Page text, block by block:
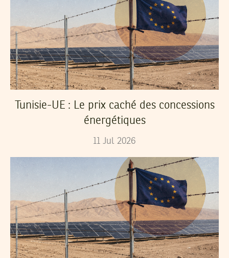
Tunisie-UE : Le prix caché des concessions
énergétiques
11 Jul 2026